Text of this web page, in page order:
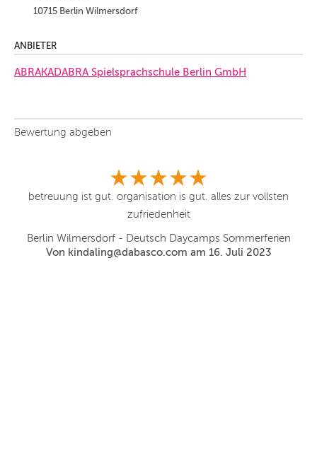
10715 Berlin Wilmersdorf
ANBIETER
ABRAKADABRA Spiel­sprach­schu­le Ber­lin GmbH
Bewertung abgeben
betreuung ist gut. organisation is gut. alles zur vollsten
zufriedenheit
Berlin Wilmersdorf - Deutsch Daycamps Sommerferien
Von kindaling@dabasco.com am 16. Juli 2023